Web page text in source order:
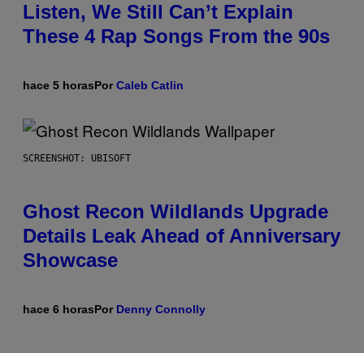
Listen, We Still Can’t Explain
These 4 Rap Songs From the 90s
hace 5 horasPorCaleb Catlin
SCREENSHOT: UBISOFT
Ghost Recon Wildlands Upgrade
Details Leak Ahead of Anniversary
Showcase
hace 6 horasPor Denny Connolly